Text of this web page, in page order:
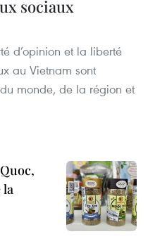
sociaux
d’opinion et la liberté
au Vietnam sont
monde, de la région et
la